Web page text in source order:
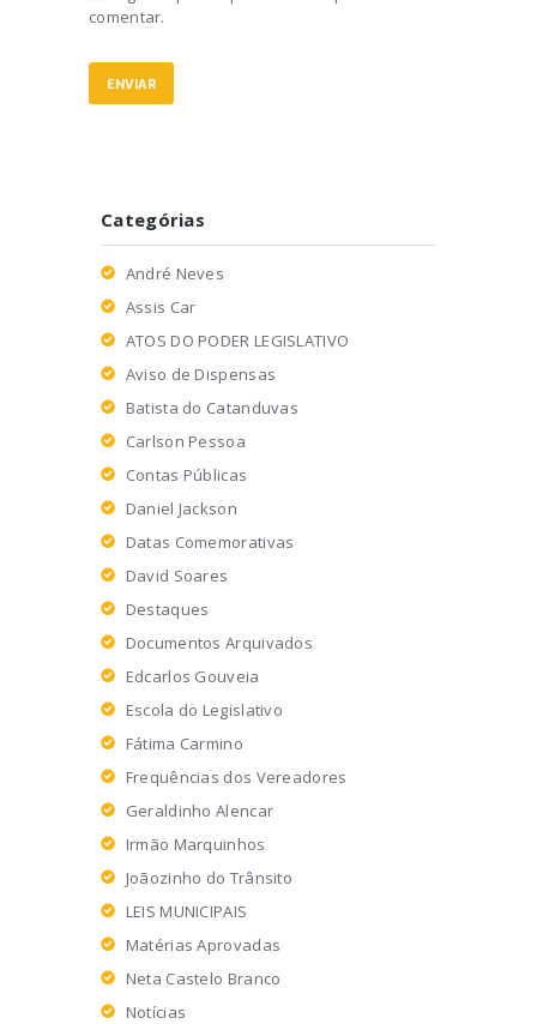
comentar.
Categórias
André Neves
Assis Car
ATOS DO PODER LEGISLATIVO
Aviso de Dispensas
Batista do Catanduvas
Carlson Pessoa
Contas Públicas
Daniel Jackson
Datas Comemorativas
David Soares
Destaques
Documentos Arquivados
Edcarlos Gouveia
Escola do Legislativo
Fátima Carmino
Frequências dos Vereadores
Geraldinho Alencar
Irmão Marquinhos
Joãozinho do Trânsito
LEIS MUNICIPAIS
Matérias Aprovadas
Neta Castelo Branco
Notícias